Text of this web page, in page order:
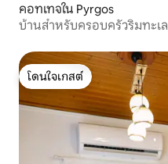
คอทเทจใน Pyrgos
บ้านสำหรับครอบครัวริมทะเล
โดนใจเกสต์
โดนใจเกสต์